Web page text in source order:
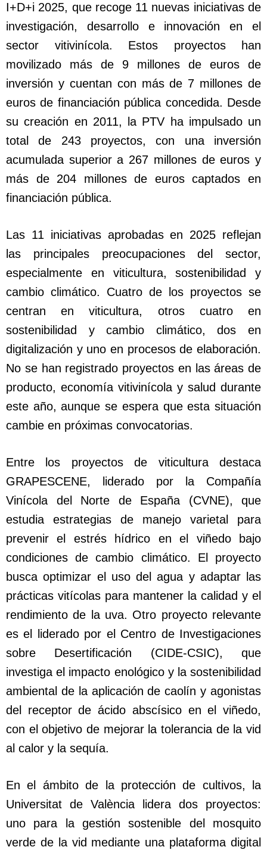
I+D+i 2025, que recoge 11 nuevas iniciativas de
investigación, desarrollo e innovación en el
sector vitivinícola. Estos proyectos han
movilizado más de 9 millones de euros de
inversión y cuentan con más de 7 millones de
euros de financiación pública concedida. Desde
su creación en 2011, la PTV ha impulsado un
total de 243 proyectos, con una inversión
acumulada superior a 267 millones de euros y
más de 204 millones de euros captados en
financiación pública.
Las 11 iniciativas aprobadas en 2025 reflejan
las principales preocupaciones del sector,
especialmente en viticultura, sostenibilidad y
cambio climático. Cuatro de los proyectos se
centran en viticultura, otros cuatro en
sostenibilidad y cambio climático, dos en
digitalización y uno en procesos de elaboración.
No se han registrado proyectos en las áreas de
producto, economía vitivinícola y salud durante
este año, aunque se espera que esta situación
cambie en próximas convocatorias.
Entre los proyectos de viticultura destaca
GRAPESCENE, liderado por la Compañía
Vinícola del Norte de España (CVNE), que
estudia estrategias de manejo varietal para
prevenir el estrés hídrico en el viñedo bajo
condiciones de cambio climático. El proyecto
busca optimizar el uso del agua y adaptar las
prácticas vitícolas para mantener la calidad y el
rendimiento de la uva. Otro proyecto relevante
es el liderado por el Centro de Investigaciones
sobre Desertificación (CIDE-CSIC), que
investiga el impacto enológico y la sostenibilidad
ambiental de la aplicación de caolín y agonistas
del receptor de ácido abscísico en el viñedo,
con el objetivo de mejorar la tolerancia de la vid
al calor y la sequía.
En el ámbito de la protección de cultivos, la
Universitat de València lidera dos proyectos:
uno para la gestión sostenible del mosquito
verde de la vid mediante una plataforma digital